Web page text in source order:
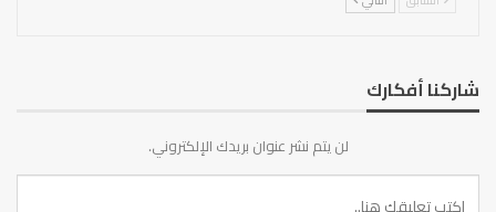
شاركنا أفكارك
لن يتم نشر عنوان بريدك الإلكتروني.